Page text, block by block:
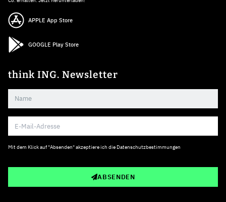
APPLE App Store
GOOGLE Play Store
think ING. Newsletter
Mit dem Klick auf "Absenden" akzeptiere ich die Datenschutzbestimmungen
ABSENDEN